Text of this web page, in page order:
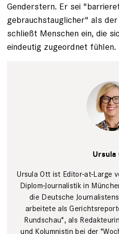
Genderstern. Er sei
gebrauchstauglicher" als
schließt Menschen ein, die
eindeutig zugeordnet fühlen.
Ursula
Ursula Ott ist Editor-at-Large
Diplom-Journalistik in
die Deutsche
arbeitete als
Rundschau", als
und Kolumnistin bei der